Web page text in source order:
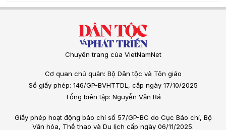
Chuyên trang của VietNamNet
Cơ quan chủ quản: Bộ Dân tộc và Tôn giáo
Số giấy phép: 146/GP-BVHTTDL, cấp ngày 17/10/2025
Tổng biên tập: Nguyễn Văn Bá
Giấy phép hoạt động báo chí số 57/GP-BC do Cục Báo chí, Bộ
Văn hóa, Thể thao và Du lịch cấp ngày 06/11/2025.